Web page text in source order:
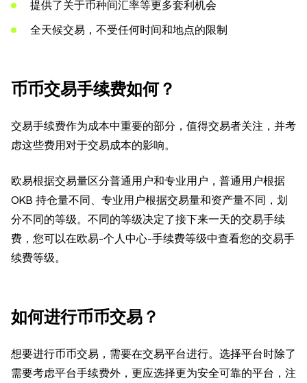
提供了关于币种间汇率等更多套利机会
全天候交易，不受任何时间和地点的限制
币币交易手续费如何？
交易手续费作为成本中重要的部分，值得交易者关注，并考
虑这些费用对于交易成本的影响。
欧易根据交易量区分普通用户和专业用户，普通用户根据
OKB 持仓量不同、专业用户根据交易量和资产量不同，划
分不同的等级。不同的等级决定了接下来一天的交易手续
费，您可以在欧易-个人中心-手续费等级中查看您的交易手
续费等级。
如何进行币币交易？
想要进行币币交易，需要在交易平台进行。选择平台时除了
需要考虑平台手续费外，更应选择更为安全可靠的平台，注